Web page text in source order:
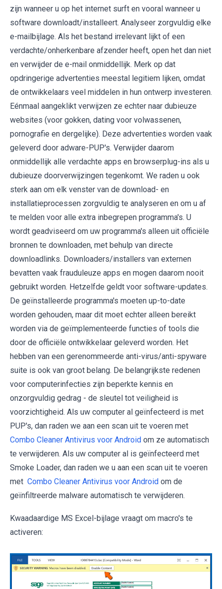
zijn wanneer u op het internet surft en vooral wanneer u
software downloadt/installeert. Analyseer zorgvuldig elke
e-mailbijlage. Als het bestand irrelevant lijkt of een
verdachte/onherkenbare afzender heeft, open het dan niet
en verwijder de e-mail onmiddellijk. Merk op dat
opdringerige advertenties meestal legitiem lijken, omdat
de ontwikkelaars veel middelen in hun ontwerp investeren.
Eénmaal aangeklikt verwijzen ze echter naar dubieuze
websites (voor gokken, dating voor volwassenen,
pornografie en dergelijke). Deze advertenties worden vaak
geleverd door adware-PUP's. Verwijder daarom
onmiddellijk alle verdachte apps en browserplug-ins als u
dubieuze doorverwijzingen tegenkomt. We raden u ook
sterk aan om elk venster van de download- en
installatieprocessen zorgvuldig te analyseren en om u af
te melden voor alle extra inbegrepen programma's. U
wordt geadviseerd om uw programma's alleen uit officiële
bronnen te downloaden, met behulp van directe
downloadlinks. Downloaders/installers van externen
bevatten vaak frauduleuze apps en mogen daarom nooit
gebruikt worden. Hetzelfde geldt voor software-updates.
De geïnstalleerde programma's moeten up-to-date
worden gehouden, maar dit moet echter alleen bereikt
worden via de geïmplementeerde functies of tools die
door de officiële ontwikkelaar geleverd worden. Het
hebben van een gerenommeerde anti-virus/anti-spyware
suite is ook van groot belang. De belangrijkste redenen
voor computerinfecties zijn beperkte kennis en
onzorgvuldig gedrag - de sleutel tot veiligheid is
voorzichtigheid. Als uw computer al geïnfecteerd is met
PUP's, dan raden we aan een scan uit te voeren met
Combo Cleaner Antivirus voor Android om ze automatisch
te verwijderen. Als uw computer al is geïnfecteerd met
Smoke Loader, dan raden we u aan een scan uit te voeren
met Combo Cleaner Antivirus voor Android om de
geïnfiltreerde malware automatisch te verwijderen.
Kwaadaardige MS Excel-bijlage vraagt om macro's te
activeren: